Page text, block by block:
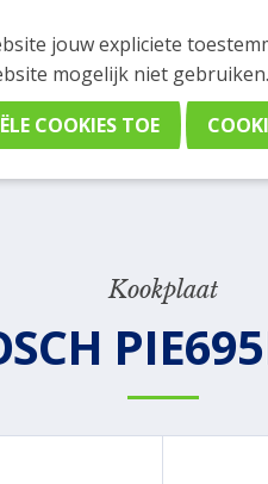
oriënteren? Vergelijk
Kookplaat
jouw expliciete
mogelijk niet gebruiken.